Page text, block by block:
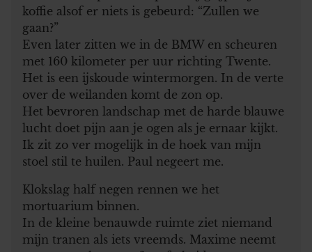
koffie alsof er niets is gebeurd: “Zullen we
gaan?”
Even later zitten we in de BMW en scheuren
met 160 kilometer per uur richting Twente.
Het is een ijskoude wintermorgen. In de verte
over de weilanden komt de zon op.
Het bevroren landschap met de harde blauwe
lucht doet pijn aan je ogen als je ernaar kijkt.
Ik zit zo ver mogelijk in de hoek van mijn
stoel stil te huilen. Paul negeert me.
Klokslag half negen rennen we het
mortuarium binnen.
In de kleine benauwde ruimte ziet niemand
mijn tranen als iets vreemds. Maxime neemt